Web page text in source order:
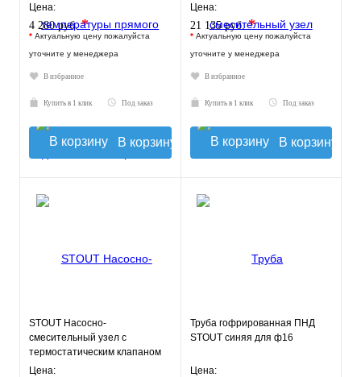
Цена:
4 280 руб.*
* Актуальную цену пожалуйста
уточните у менеджера
В избранное
Купить в 1 клик Под заказ
В корзину
насоса.
Цена:
21 135 руб.*
* Актуальную цену пожалуйста
уточните у менеджера
В избранное
Купить в 1 клик Под заказ
В корзину
STOUT Насосно-
смесительный узел с
термостатическим клапаном
30-60°C, без насоса
Цена:
Труба гофрированная ПНД
STOUT синяя для ф16
Цена: